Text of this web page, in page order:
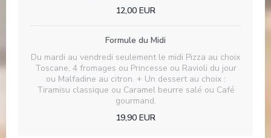
12,00 EUR
Formule du Midi
Du mardi au vendredi seulement le midi Pizza au choix
Toscane, 4 fromages ou Princesse ou Ravioli du jour
ou Malfadine au citron. + Un dessert au choix :
Tiramisu classique ou Caramel beurre salé ou Café
gourmand.
19,90 EUR